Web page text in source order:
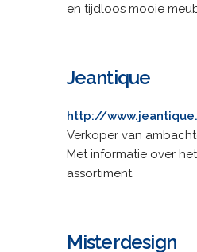
en tijdloos mooie
Jeantique
http://
Verkoper van
Met informatie over
assortiment.
Misterdesign